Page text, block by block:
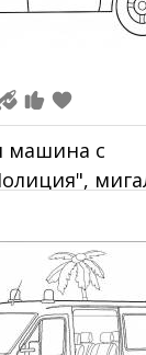
машина с